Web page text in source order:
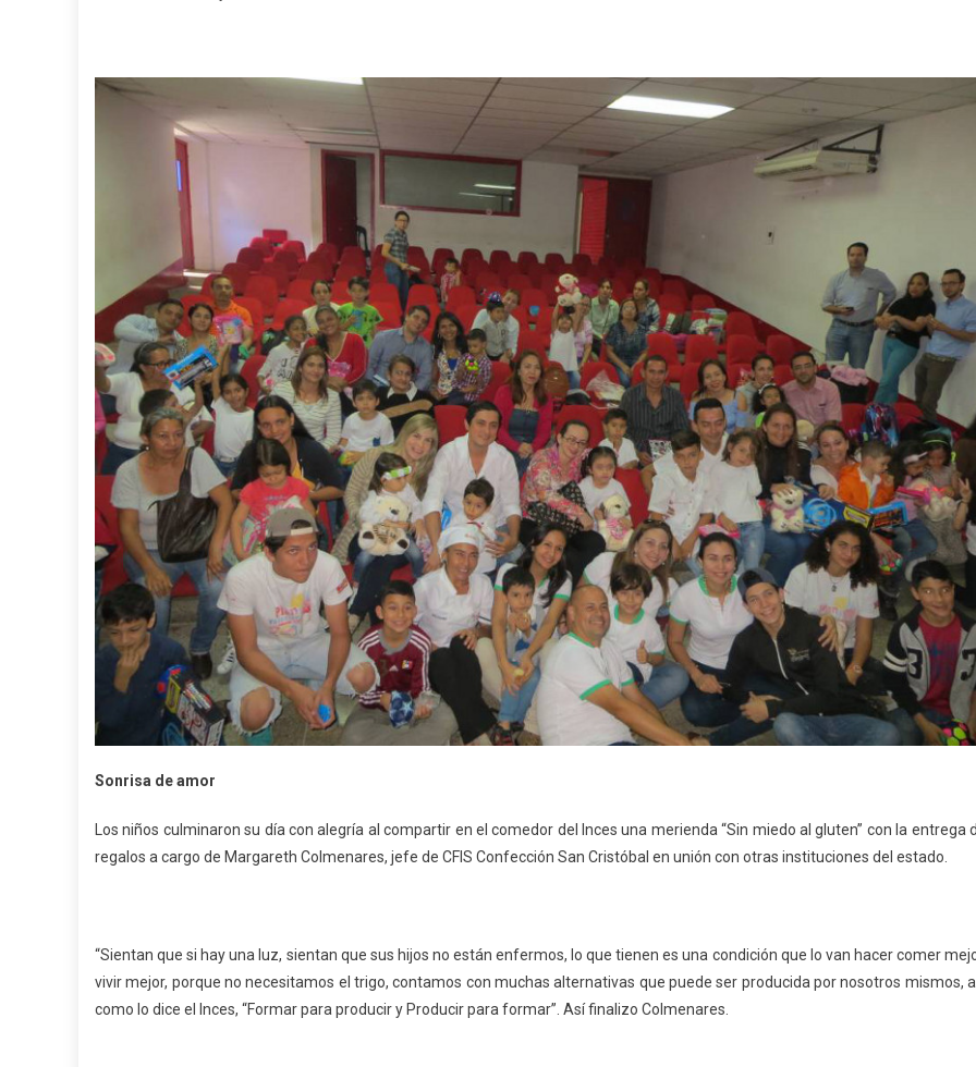
Sonrisa de amor
Los niños culminaron su día con alegría al compartir en el comedor del Inces una merienda “Sin miedo al gluten” con la entrega
regalos a cargo de Margareth Colmenares, jefe de CFIS Confección San Cristóbal en unión con otras instituciones del estado.
“Sientan que si hay una luz, sientan que sus hijos no están enfermos, lo que tienen es una condición que lo van hacer comer
vivir mejor, porque no necesitamos el trigo, contamos con muchas alternativas que puede ser producida por nosotros mismos,
como lo dice el Inces, “Formar para producir y Producir para formar”. Así finalizo Colmenares.